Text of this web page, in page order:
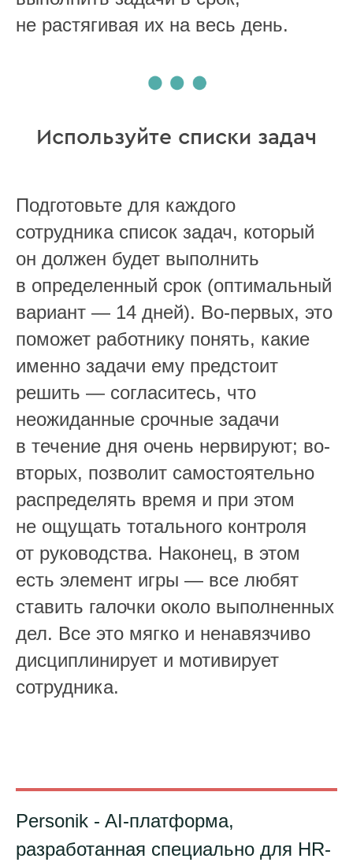
не растягивая их на весь день.
Используйте списки задач
Подготовьте для каждого
сотрудника список задач, который
он должен будет выполнить
в определенный срок (оптимальный
вариант — 14 дней). Во-первых, это
поможет работнику понять, какие
именно задачи ему предстоит
решить — согласитесь, что
неожиданные срочные задачи
в течение дня очень нервируют; во-
вторых, позволит самостоятельно
распределять время и при этом
не ощущать тотального контроля
от руководства. Наконец, в этом
есть элемент игры — все любят
ставить галочки около выполненных
дел. Все это мягко и ненавязчиво
дисциплинирует и мотивирует
сотрудника.
Personik - AI-платформа,
разработанная специально для HR-
Обновления, полезные фишки
платформы и актуальные материалы
в сфере HR
Подпишитесь на наш
Telegram-канал
Онбординг
Сервисы самообслуживания
База знаний
Опросы
Меняем работу с линейным персоналом
Решения
Производство
Фармацевтика
Металлургия
Агропром
Гайд по платформе
Блог